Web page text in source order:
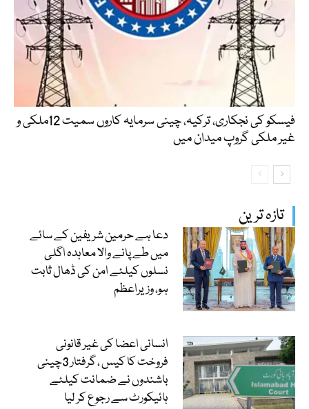
تازہ ترین
دعا ہے حرمین شریفین کے سائے
میں طے پانے والا معاہدہ اگلی
نسلوں کیلئے امن کی ڈھال ثابت
ہو، وزیراعظم
انسانی اعضا کی غیر قانونی
فروخت کا کیس ، گرفتار 3چینی
باشندوں نے ضمانت کیلئے
ہائیکورٹ سے رجوع کر لیا
فیسکو کی نجکاری، ترکیہ، چینی سرمایہ کاروں سمیت 12ملکی و
غیر ملکی گروپ میدان میں